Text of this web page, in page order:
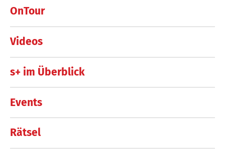
OnTour
Videos
s+ im Überblick
Events
Rätsel